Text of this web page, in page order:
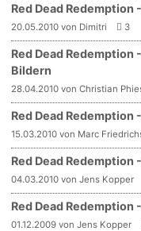
Red Dead Redemption
20.05.2010 von Dimitri 3
Red Dead
Bildern
28.04.2010 von Christian
Red Dead
15.03.2010 von Marc
Red Dead
04.03.2010 von Jens Kopper
Red Dead
01.12.2009 von Jens Kopper